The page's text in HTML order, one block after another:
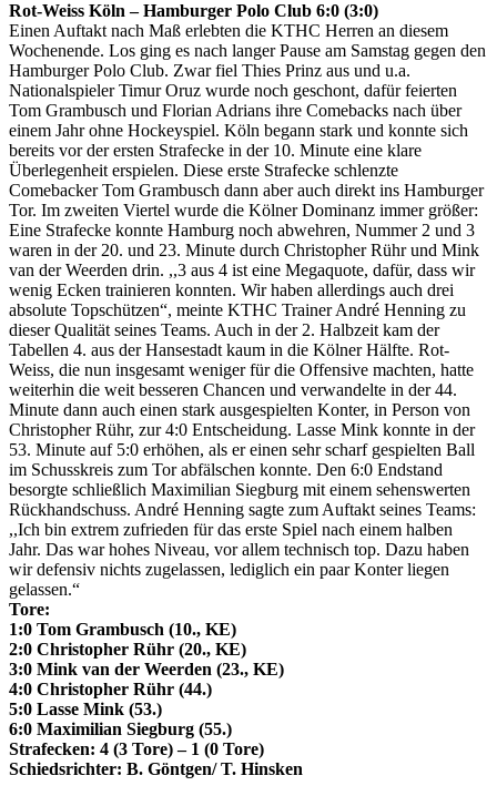
Rot-Weiss Köln – Hamburger Polo Club 6:0 (3:0)
Einen Auftakt nach Maß erlebten die KTHC Herren an diesem
Wochenende. Los ging es nach langer Pause am Samstag gegen den
Hamburger Polo Club. Zwar fiel Thies Prinz aus und u.a.
Nationalspieler Timur Oruz wurde noch geschont, dafür feierten
Tom Grambusch und Florian Adrians ihre Comebacks nach über
einem Jahr ohne Hockeyspiel. Köln begann stark und konnte sich
bereits vor der ersten Strafecke in der 10. Minute eine klare
Überlegenheit erspielen. Diese erste Strafecke schlenzte
Comebacker Tom Grambusch dann aber auch direkt ins Hamburger
Tor. Im zweiten Viertel wurde die Kölner Dominanz immer größer:
Eine Strafecke konnte Hamburg noch abwehren, Nummer 2 und 3
waren in der 20. und 23. Minute durch Christopher Rühr und Mink
van der Weerden drin. ,,3 aus 4 ist eine Megaquote, dafür, dass wir
wenig Ecken trainieren konnten. Wir haben allerdings auch drei
absolute Topschützen“, meinte KTHC Trainer André Henning zu
dieser Qualität seines Teams. Auch in der 2. Halbzeit kam der
Tabellen 4. aus der Hansestadt kaum in die Kölner Hälfte. Rot-
Weiss, die nun insgesamt weniger für die Offensive machten, hatte
weiterhin die weit besseren Chancen und verwandelte in der 44.
Minute dann auch einen stark ausgespielten Konter, in Person von
Christopher Rühr, zur 4:0 Entscheidung. Lasse Mink konnte in der
53. Minute auf 5:0 erhöhen, als er einen sehr scharf gespielten Ball
im Schusskreis zum Tor abfälschen konnte. Den 6:0 Endstand
besorgte schließlich Maximilian Siegburg mit einem sehenswerten
Rückhandschuss. André Henning sagte zum Auftakt seines Teams:
,,Ich bin extrem zufrieden für das erste Spiel nach einem halben
Jahr. Das war hohes Niveau, vor allem technisch top. Dazu haben
wir defensiv nichts zugelassen, lediglich ein paar Konter liegen
gelassen.“
Tore:
1:0 Tom Grambusch (10., KE)
2:0 Christopher Rühr (20., KE)
3:0 Mink van der Weerden (23., KE)
4:0 Christopher Rühr (44.)
5:0 Lasse Mink (53.)
6:0 Maximilian Siegburg (55.)
Strafecken: 4 (3 Tore) – 1 (0 Tore)
Schiedsrichter: B. Göntgen/ T. Hinsken